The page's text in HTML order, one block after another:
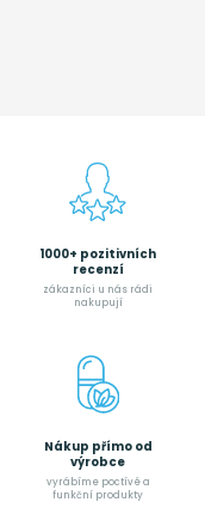
1000+ pozitivních
recenzí
zákazníci u nás rádi
nakupují
Nákup přímo od
výrobce
vyrábíme poctívé a
funkční produkty